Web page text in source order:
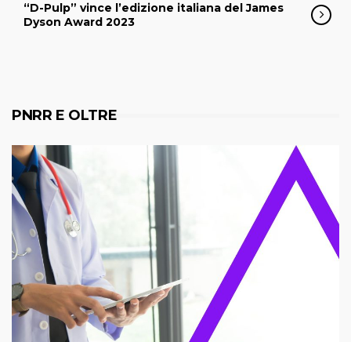
“D-Pulp” vince l’edizione italiana del James
Dyson Award 2023
PNRR E OLTRE